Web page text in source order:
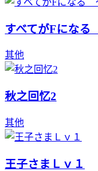
すべてがFにな
其他
秋之回忆2
其他
王子さまＬｖ１